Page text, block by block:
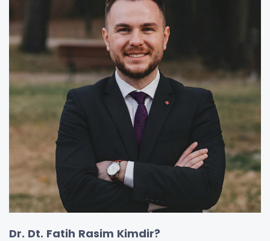
Dr. Dt. Fatih Rasim Kimdir?